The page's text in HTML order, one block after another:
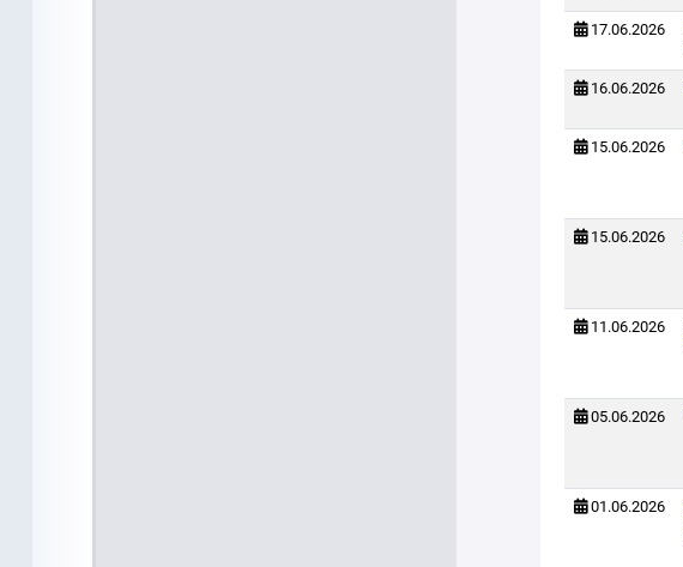
17.06.2026
16.06.2026
15.06.2026
15.06.2026
11.06.2026
05.06.2026
01.06.2026